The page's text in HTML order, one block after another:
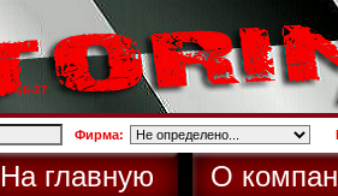
66-27
Фирма:
На главную О